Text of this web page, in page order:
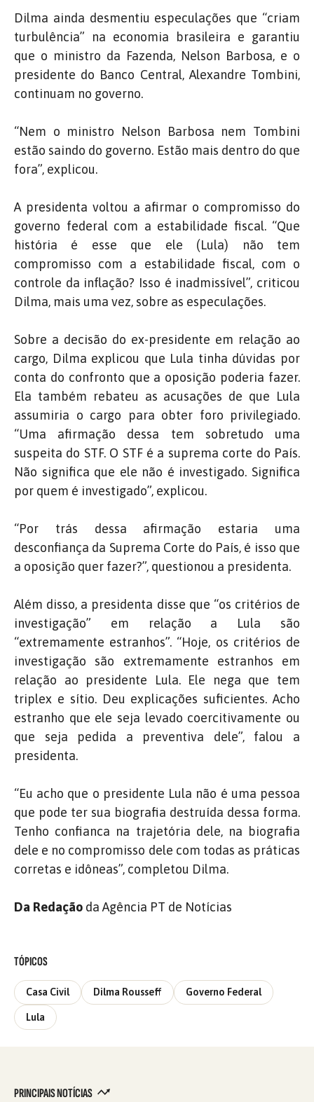
Dilma ainda desmentiu especulações que “criam
turbulência” na economia brasileira e garantiu
que o ministro da Fazenda, Nelson Barbosa, e o
presidente do Banco Central, Alexandre Tombini,
continuam no governo.
“Nem o ministro Nelson Barbosa nem Tombini
estão saindo do governo. Estão mais dentro do que
fora”, explicou.
A presidenta voltou a afirmar o compromisso do
governo federal com a estabilidade fiscal. “Que
história é esse que ele (Lula) não tem
compromisso com a estabilidade fiscal, com o
controle da inflação? Isso é inadmissível”, criticou
Dilma, mais uma vez, sobre as especulações.
Sobre a decisão do ex-presidente em relação ao
cargo, Dilma explicou que Lula tinha dúvidas por
conta do confronto que a oposição poderia fazer.
Ela também rebateu as acusações de que Lula
assumiria o cargo para obter foro privilegiado.
“Uma afirmação dessa tem sobretudo uma
suspeita do STF. O STF é a suprema corte do País.
Não significa que ele não é investigado. Significa
por quem é investigado”, explicou.
“Por trás dessa afirmação estaria uma
desconfiança da Suprema Corte do País, é isso que
a oposição quer fazer?”, questionou a presidenta.
Além disso, a presidenta disse que “os critérios de
investigação” em relação a Lula são
“extremamente estranhos”. “Hoje, os critérios de
investigação são extremamente estranhos em
relação ao presidente Lula. Ele nega que tem
triplex e sítio. Deu explicações suficientes. Acho
estranho que ele seja levado coercitivamente ou
que seja pedida a preventiva dele”, falou a
presidenta.
“Eu acho que o presidente Lula não é uma pessoa
que pode ter sua biografia destruída dessa forma.
Tenho confianca na trajetória dele, na biografia
dele e no compromisso dele com todas as práticas
corretas e idôneas”, completou Dilma.
Da Redação da Agência PT de Notícias
TÓPICOS
Casa Civil Dilma Rousseff Governo Federal
Lula
PRINCIPAIS NOTÍCIAS